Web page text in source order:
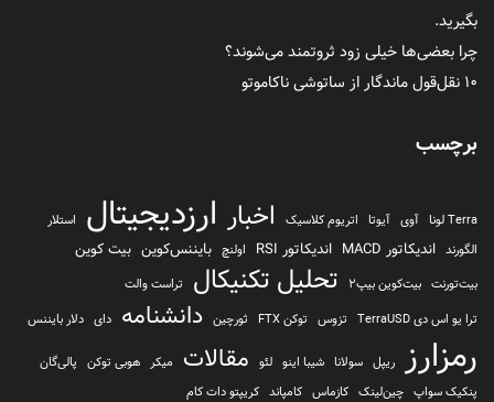
بگیرید.
چرا بعضی‌ها خیلی زود ثروتمند می‌شوند؟
۱۰ نقل‌قول ماندگار از ساتوشی ناکاموتو
برچسب
Terra لونا آوی آیوتا اتریوم کلاسیک اخبار ارزدیجیتال
استلار
الگورند اندیکاتور MACD اندیکاتور RSI اولنچ بایننس‌کوین بیت کوین
بیت‌تورنت بیت‌کوین بیپ2 تحلیل تکنیکال
تراست والت
ترا یو اس دی TerraUSD
تزوس توکن FTX ثورچین دانشنامه دای دلار بایننس
رمزارز ریپل سولانا شیبا اینو لئو مقالات میکر هوبی توکن پالی‌گان
پنکیک سواپ چین‌لینک کازماس کامپاند کریپتو دات کام